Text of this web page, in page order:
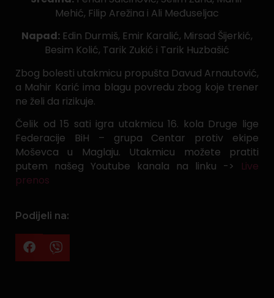
Mehić, Filip Arežina i Ali Međuseljac
Napad: Edin Durmiš, Emir Karalić, Mirsad Šijerkić,
Besim Kolić, Tarik Zukić i Tarik Huzbašić
Zbog bolesti utakmicu propušta Davud Arnautović,
a Mahir Karić ima blagu povredu zbog koje trener
ne želi da rizikuje.
Čelik od 15 sati igra utakmicu 16. kola Druge lige
Federacije BiH – grupa Centar protiv ekipe
Moševca u Maglaju. Utakmicu možete pratiti
putem našeg Youtube kanala na linku -> Live
prenos
Podijeli na: